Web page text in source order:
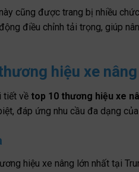
cũng được trang bị nhiều
điều chỉnh tải trọng, giúp
hiệu xe
tiết về top 10 thương hiệu xe
đáp ứng nhu cầu đa dạng của
hiệu xe nâng lớn nhất tại